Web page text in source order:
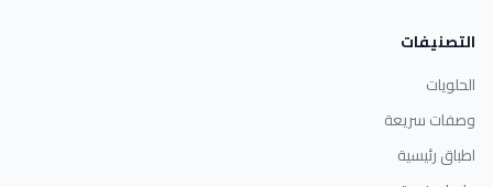
التصنيفات
الحلويات
وصفات سريعة
اطباق رئيسية